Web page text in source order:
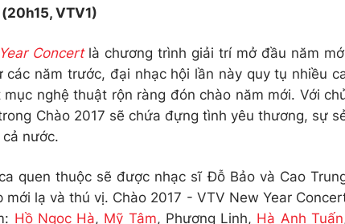
VTV1)
Concertlà chương trình giải trí mở đầu năm
năm trước, đại nhạc hội lần này quy tụ nhiều
nghệ thuật rộn ràng đón chào năm mới. Với
Chào 2017 sẽ chứa đựng tình yêu thương, sự
nước.
quen thuộc sẽ được nhạc sĩ Đỗ Bảo và Cao
lạ và thú vị. Chào 2017 - VTV New Year
Hồ Ngọc Hà, Mỹ Tâm, Phương Linh, Hà Anh Tuấn